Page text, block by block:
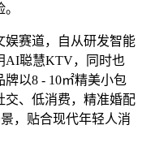
赛道，自从研发智能
AI聪慧KTV，同时也
以8 - 10㎡精美小包
交、低消费，精准婚配
，贴合现代年轻人消